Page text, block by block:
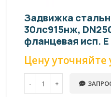
Задвижка
30лс915нж,
фланцевая исп. E
Цену